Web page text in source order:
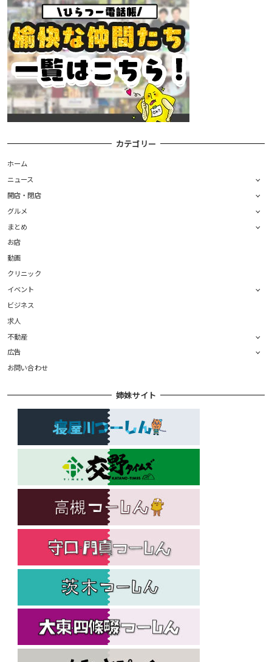
カテゴリー
ホーム
ニュース
開店・閉店
グルメ
まとめ
お店
動画
クリニック
イベント
ビジネス
求人
不動産
広告
お問い合わせ
姉妹サイト